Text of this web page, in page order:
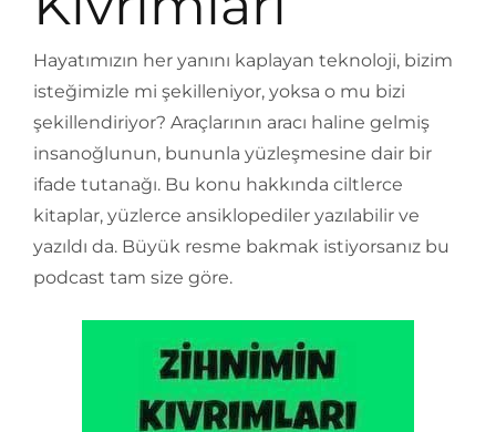
Hayatımızın her yanını kaplayan teknoloji, bizim
isteğimizle mi şekilleniyor, yoksa o mu bizi
şekillendiriyor? Araçlarının aracı haline gelmiş
insanoğlunun, bununla yüzleşmesine dair bir
ifade tutanağı. Bu konu hakkında ciltlerce
kitaplar, yüzlerce ansiklopediler yazılabilir ve
yazıldı da. Büyük resme bakmak istiyorsanız bu
podcast tam size göre.